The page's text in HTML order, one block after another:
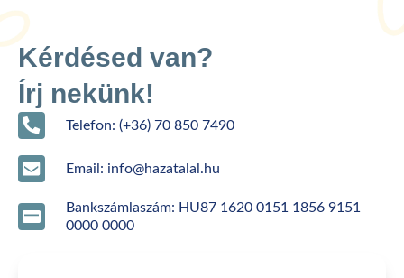
Kérdésed van?
Írj nekünk!
Telefon: (+36) 70 850 7490
Email: info@hazatalal.hu
Bankszámlaszám: HU87 1620 0151 1856 9151
0000 0000